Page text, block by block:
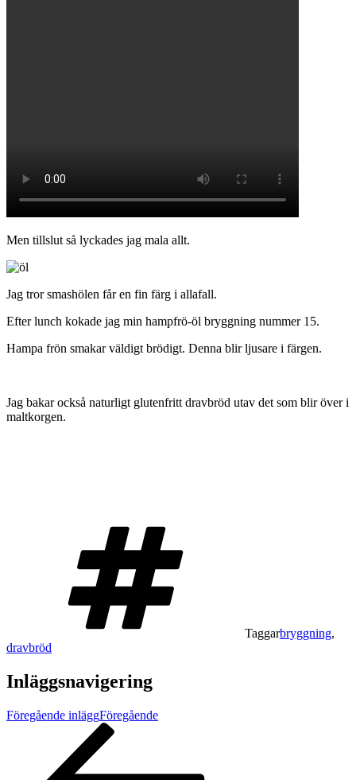
Men tillslut så lyckades jag mala allt.
Jag tror smashölen får en fin färg i allafall.
Efter lunch kokade jag min hampfrö-öl bryggning nummer 15.
Hampa frön smakar väldigt brödigt. Denna blir ljusare i färgen.
Jag bakar också naturligt glutenfritt dravbröd utav det som blir över i
maltkorgen.
Taggarbryggning,
dravbröd
Inläggsnavigering
Föregående inläggFöregående